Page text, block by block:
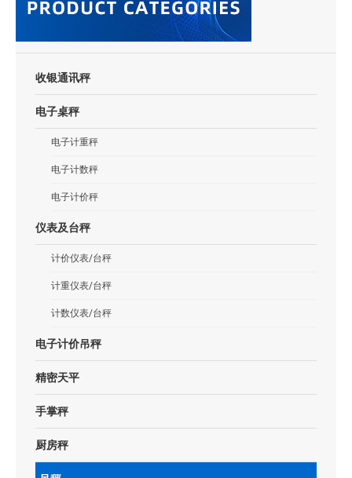
收银通讯秤
电子桌秤
电子计重秤
电子计数秤
电子计价秤
仪表及台秤
计价仪表/台秤
计重仪表/台秤
计数仪表/台秤
电子计价吊秤
精密天平
手掌秤
厨房秤